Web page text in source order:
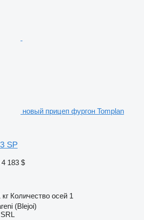
новый прицеп фургон Tomplan
SP
4 183 $
кг Количество осей 1
(Blejoi)